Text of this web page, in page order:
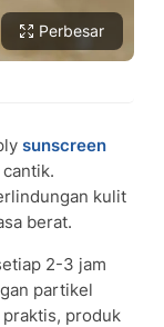
Perbesar
sunscreen
kulit
berat.
2-3 jam
partikel
praktis, produk